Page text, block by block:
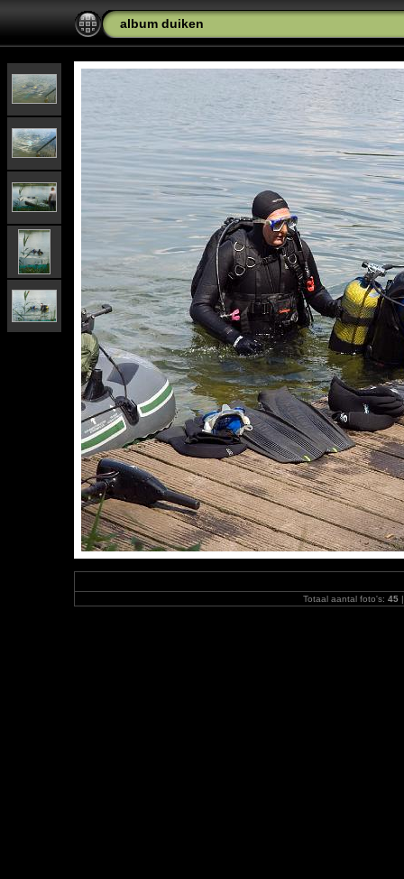
album duiken
Totaal aantal foto's: 45